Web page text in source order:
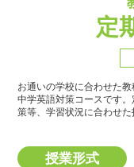
定
お通いの学校に合わせた
中学英語対策コースです。
策等、学習状況に合わせた
授業形式